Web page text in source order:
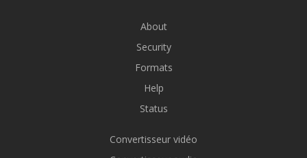
About
Security
Formats
Help
Status
Convertisseur vidéo